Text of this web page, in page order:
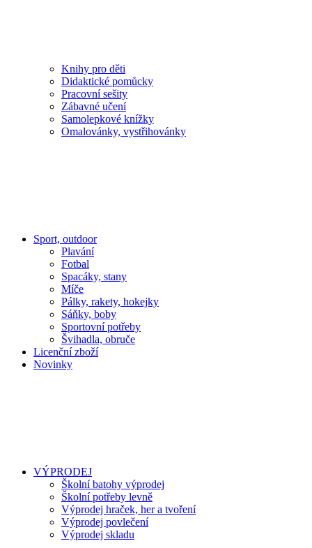
Knihy pro děti
Didaktické pomůcky
Pracovní sešity
Zábavné učení
Samolepkové knížky
Omalovánky, vystřihovánky
Sport, outdoor
Plavání
Fotbal
Spacáky, stany
Míče
Pálky, rakety, hokejky
Sáňky, boby
Sportovní potřeby
Švihadla, obruče
Licenční zboží
Novinky
VÝPRODEJ
Školní batohy výprodej
Školní potřeby levně
Výprodej hraček, her a tvoření
Výprodej povlečení
Výprodej skladu